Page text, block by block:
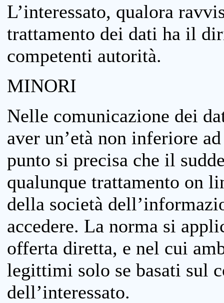
L’interessato, qualora
trattamento dei dati ha il
competenti autorità.
MINORI
Nelle comunicazione dei
aver un’età non inferiore
punto si precisa che il
qualunque trattamento on
della società
accedere. La norma si
offerta diretta, e nel cui
legittimi solo se basati sul
dell’interessato.